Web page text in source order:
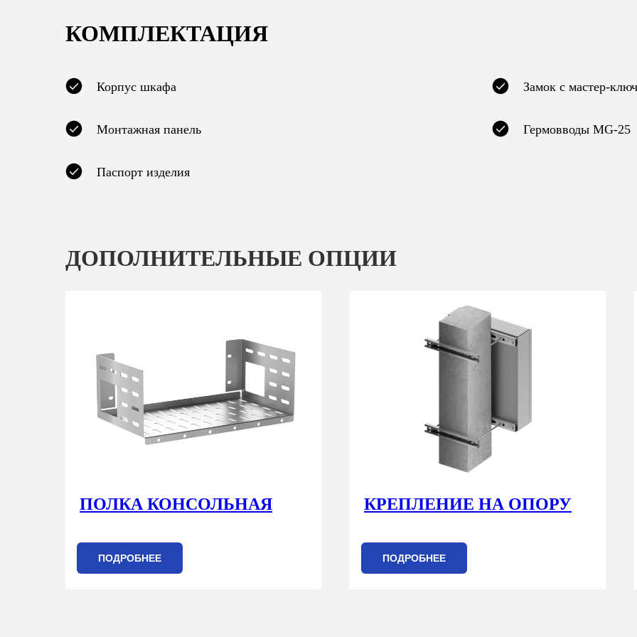
КОМПЛЕКТАЦИЯ
Корпус шкафа Замок с мастер-
Монтажная панель Гермовводы MG-25
Паспорт изделия
ДОПОЛНИТЕЛЬНЫЕ ОПЦИИ
ПОЛКА КОНСОЛЬНАЯ
ПОДРОБНЕЕ
КРЕПЛЕНИЕ НА ОПОРУ
ПОДРОБНЕЕ